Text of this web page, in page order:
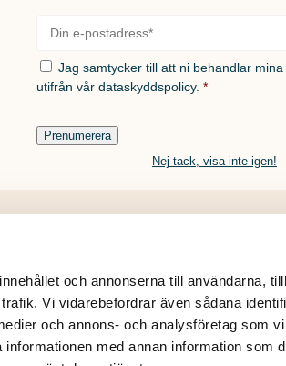
och annonserna till användarna,
Vi vidarebefordrar även sådana
och annons- och analysföretag som vi
med annan information som
post *
Samtycke *
Jag samtycker till att ni behandlar
utifrån vår dataskyddspolicy. *
Prenumerera
Nej tack, visa inte igen!